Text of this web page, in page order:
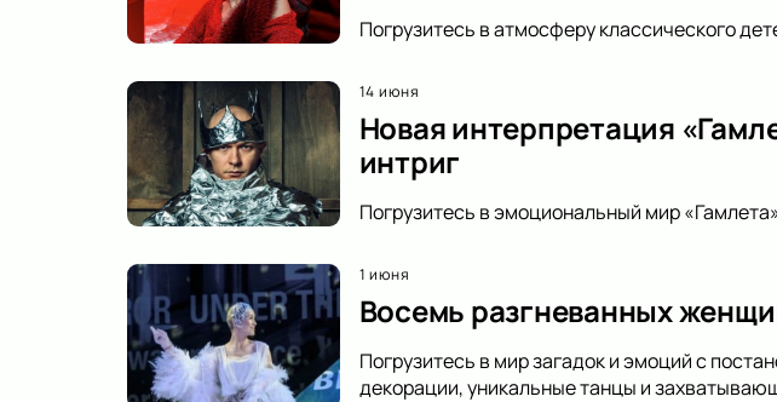
Погрузитесь в атмосферу классического
14 июня
Новая интерпретация
интриг
Погрузитесь в эмоциональный мир
1 июня
Восемь разгневанных
Погрузитесь в мир загадок и эмоций с
декорации, уникальные танцы и